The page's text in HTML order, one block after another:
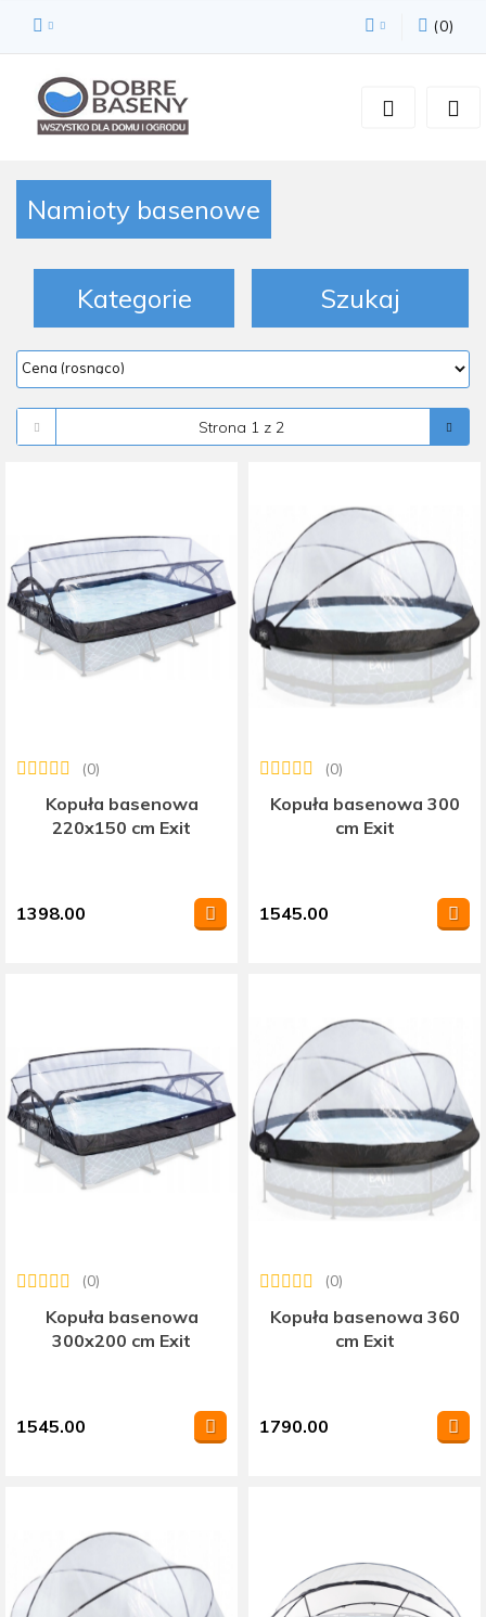
Zarejestruj się
(0)
Namioty basenowe
Kategorie Szukaj
Kopuła basenowa
220x150 cm Exit
(0)
1398.00
Kopuła basenowa 300
cm Exit
(0)
1545.00
Kopuła basenowa
300x200 cm Exit
(0)
1545.00
Kopuła basenowa 360
cm Exit
(0)
1790.00